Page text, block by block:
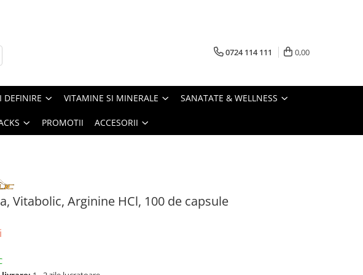
0724 114 111 0,00
DEFINIRE VITAMINE SI MINERALE SANATATE & WELLNESS
PROMOTII ACCESORII
Vitabolic, Arginine HCl, 100 de capsule